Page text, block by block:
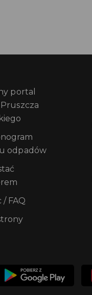
portal
odpadów
/ FAQ